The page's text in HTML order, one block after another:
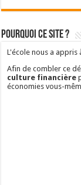
Pourquoi ce site ?
L'école nous a
Afin de combler ce
culture financière
économies vous-